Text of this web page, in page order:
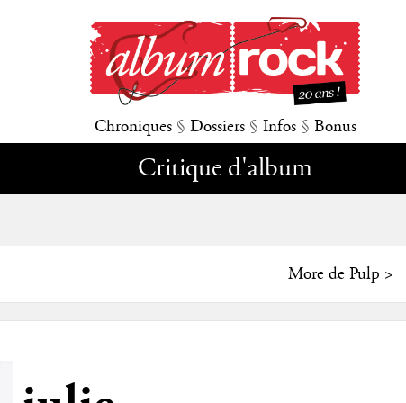
Chroniques § Dossiers § Infos § Bonus
Critique d'album
More de Pulp >